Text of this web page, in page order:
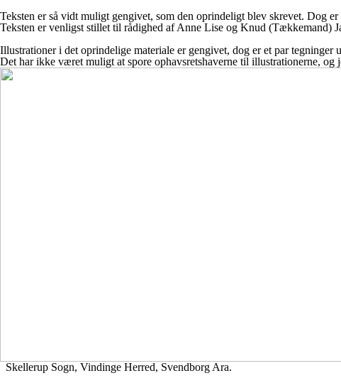
Teksten er så vidt muligt gengivet, som den oprindeligt blev skrevet. Dog er
Teksten er venligst stillet til rådighed af Anne Lise og Knud (Tækkemand)
Illustrationer i det oprindelige materiale er gengivet, dog er et partegninger
Det har ikke været muligt at spore ophavsretshaverne til illustrationerne, og
Skellerup Sogn, Vindinge Herred, Svendborg Ara.